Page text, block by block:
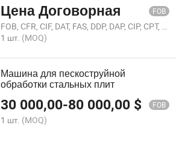
Цена Договорная FOB
FOB, CFR, CIF, DAT, FAS, DDP, DAP, CIP, CPT, FCA, EXW, Others
1 шт. (MOQ)
Машина для пескоструйной
обработки стальных плит
30 000,00-80 000,00 $ FOB
1 шт. (MOQ)